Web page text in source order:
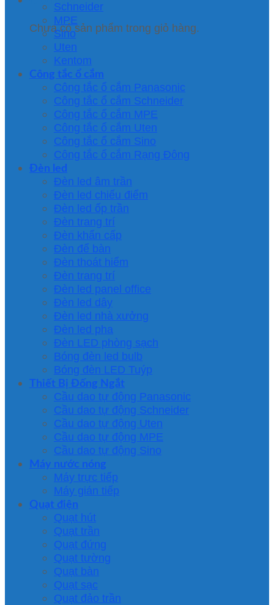
Chưa có sản phẩm trong giỏ hàng.
Schneider
MPE
Sino
Uten
Kentom
Công tắc ổ cắm
Công tắc ổ cắm Panasonic
Công tắc ổ cắm Schneider
Công tắc ổ cắm MPE
Công tắc ổ cắm Uten
Công tắc ổ cắm Sino
Công tắc ổ cắm Rạng Đông
Đèn led
Đèn led âm trần
Đèn led chiếu điểm
Đèn led ốp trần
Đèn trang trí
Đèn khẩn cấp
Đèn để bàn
Đèn thoát hiểm
Đèn trang trí
Đèn led panel office
Đèn led dây
Đèn led nhà xưởng
Đèn led pha
Đèn LED phòng sạch
Bóng đèn led bulb
Bóng đèn LED Tuýp
Thiết Bị Đống Ngắt
Cầu dao tự động Panasonic
Cầu dao tự động Schneider
Cầu dao tự động Uten
Cầu dao tự động MPE
Cầu dao tự động Sino
Máy nước nóng
Máy trực tiếp
Máy gián tiếp
Quạt điện
Quạt hút
Quạt trần
Quạt đứng
Quạt tường
Quạt bàn
Quạt sạc
Quạt đảo trần